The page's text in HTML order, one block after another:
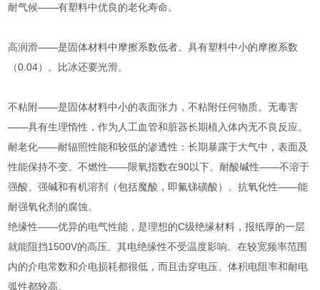
耐气候——有塑料中优良的老化寿命。
高润滑——是固体材料中摩擦系数低者。具有塑料中小的摩擦系数
（0.04）。比冰还要光滑。
不粘附——是固体材料中小的表面张力，不粘附任何物质。无毒害
——具有生理惰性，作为人工血管和脏器长期植入体内无不良反应。
耐老化——耐辐照性能和较低的渗透性：长期暴露于大气中，表面及
性能保持不变。不燃性——限氧指数在90以下。耐酸碱性——不溶于
强酸、强碱和有机溶剂（包括魔酸，即氟锑磺酸）。抗氧化性——能
耐强氧化剂的腐蚀。
绝缘性——优异的电气性能，是理想的C级绝缘材料，报纸厚的一层
就能阻挡1500V的高压。其电绝缘性不受温度影响。在较宽频率范围
内的介电常数和介电损耗都很低，而且击穿电压、体积电阻率和耐电
弧性都较高。